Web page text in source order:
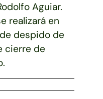
Aguiar.
realizará en
despido de
cierre de